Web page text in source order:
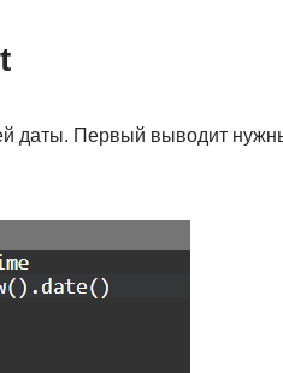
даты. Первый выводит